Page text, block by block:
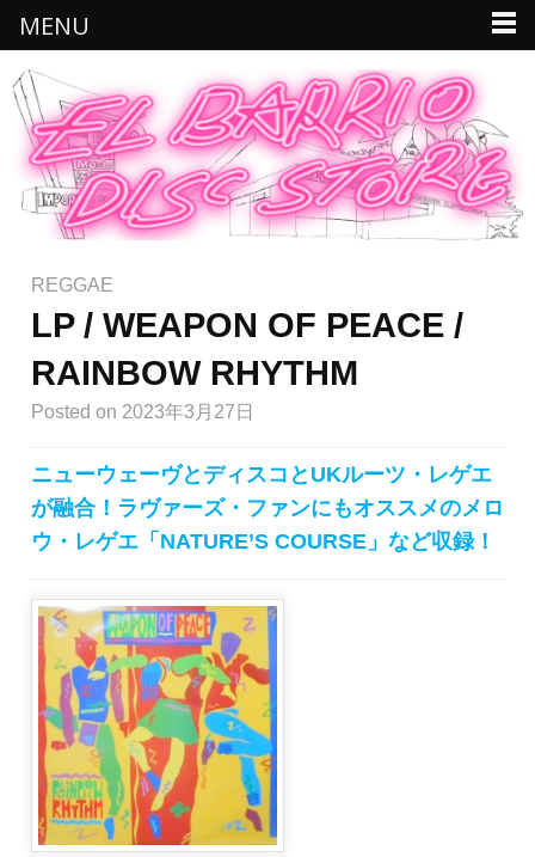
REGGAE
LP / WEAPON OF PEACE /
RAINBOW RHYTHM
Posted on 2023年3月27日
ニューウェーヴとディスコとUKルーツ・レゲエ
が融合！ラヴァーズ・ファンにもオススメのメロ
ウ・レゲエ「NATURE’S COURSE」など収録！
MENU